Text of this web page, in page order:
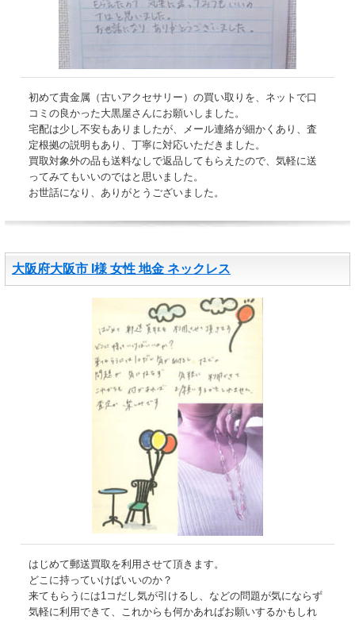
初めて貴金属（古いアクセサリー）の買い取りを、ネットで口
コミの良かった大黒屋さんにお願いしました。
宅配は少し不安もありましたが、メール連絡が細かくあり、査
定根拠の説明もあり、丁寧に対応いただきました。
買取対象外の品も送料なしで返品してもらえたので、気軽に送
ってみてもいいのではと思いました。
お世話になり、ありがとうございました。
大阪府大阪市 I様 女性 地金 ネックレス
はじめて郵送買取を利用させて頂きます。
どこに持っていけばいいのか？
来てもらうには1コだし気が引けるし、などの問題が気にならず
気軽に利用できて、これからも何かあればお願いするかもしれ